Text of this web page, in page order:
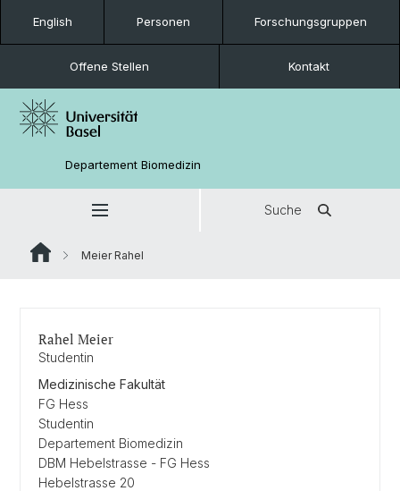
English Personen Forschungsgruppen
Offene Stellen Kontakt
Departement Biomedizin
Suche
Meier Rahel
Rahel Meier
Studentin
Medizinische Fakultät
FG Hess
Studentin
Departement Biomedizin
DBM Hebelstrasse - FG Hess
Hebelstrasse 20